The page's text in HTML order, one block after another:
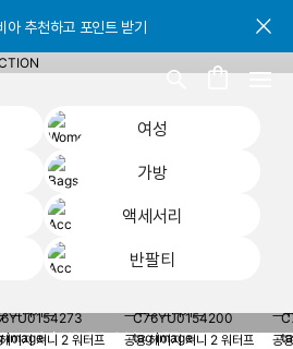
아 추천하고 포인트 받기
아 추천하고 포인트 받기
아 추천하고 포인트 받기
여성
가방
액세서리
반팔티
YOUR
컬러 UP TO 20% OFF
이지 져니 2 워터프
공용 헤이지 져니 2 워터프
공